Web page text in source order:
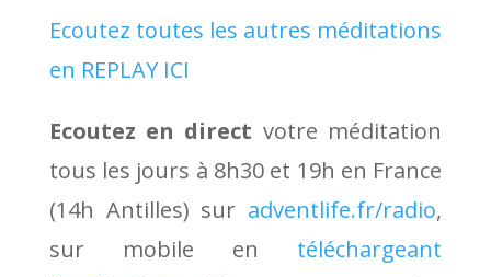
Ecoutez toutes les autres méditations
en REPLAY ICI
Ecoutez en direct votre méditation
tous les jours à 8h30 et 19h en France
(14h Antilles) sur adventlife.fr/radio,
sur mobile en téléchargeant